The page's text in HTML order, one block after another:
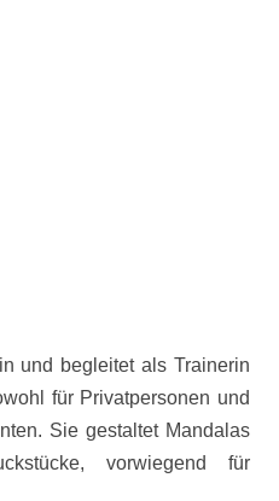
und begleitet als Trainerin
für Privatpersonen und
Sie gestaltet Mandalas
vorwiegend für